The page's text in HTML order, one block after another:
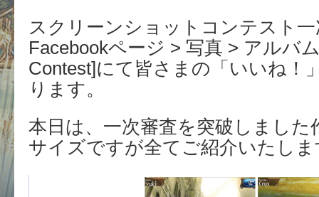
スクリーンショットコンテスト
Facebookページ > 写真 > アルバ
Contest]にて皆さまの「いいね！
ります。
本日は、一次審査を突破しまし
サイズですが全てご紹介いたしま